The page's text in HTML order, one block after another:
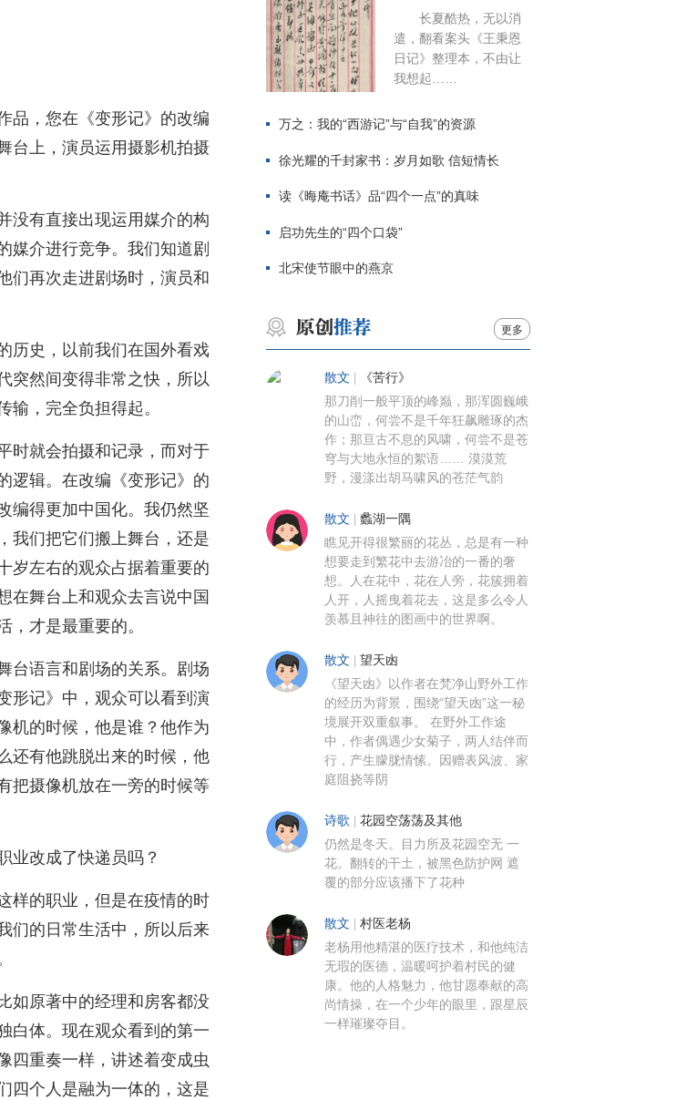
品，您在《变形记》的改编
台上，演员运用摄影机拍摄
没有直接出现运用媒介的构
媒介进行竞争。我们知道剧
们再次走进剧场时，演员和
历史，以前我们在国外看戏
突然间变得非常之快，所以
，完全负担得起。
时就会拍摄和记录，而对于
逻辑。在改编《变形记》的
编得更加中国化。我仍然坚
我们把它们搬上舞台，还是
岁左右的观众占据着重要的
在舞台上和观众去言说中国
，才是最重要的。
台语言和剧场的关系。剧场
形记》中，观众可以看到演
机的时候，他是谁？他作为
还有他跳脱出来的时候，他
把摄像机放在一旁的时候等
业改成了快递员吗？
样的职业，但是在疫情的时
们的日常生活中，所以后来
如原著中的经理和房客都没
白体。现在观众看到的第一
四重奏一样，讲述着变成虫
四个人是融为一体的，这是
长夏酷热，无以消
遣，翻看案头《王秉恩
日记》整理本，不由让
我想起……
万之：我的“西游记”与“自我”的资源
徐光耀的千封家书：岁月如歌 信短情长
读《晦庵书话》品“四个一点”的真味
启功先生的“四个口袋”
北宋使节眼中的燕京
更多
散文 《苦行》
那刀削一般平顶的峰巅，那浑圆巍峨
的山峦，何尝不是千年狂飙雕琢的杰
作；那亘古不息的风啸，何尝不是苍
穹与大地永恒的絮语…… 漠漠荒
野，漫漾出胡马啸风的苍茫气韵
散文 蠡湖一隅
瞧见开得很繁丽的花丛，总是有一种
想要走到繁花中去游冶的一番的奢
想。人在花中，花在人旁，花簇拥着
人开，人摇曳着花去，这是多么令人
羡慕且神往的图画中的世界啊。
散文 望天凼
《望天凼》以作者在梵净山野外工作
的经历为背景，围绕“望天凼”这一秘
境展开双重叙事。 在野外工作途
中，作者偶遇少女菊子，两人结伴而
行，产生朦胧情愫。因赠表风波、家
庭阻挠等阴
诗歌 花园空荡荡及其他
仍然是冬天。目力所及花园空无 一
花。翻转的干土，被黑色防护网 遮
覆的部分应该播下了花种
散文 村医老杨
老杨用他精湛的医疗技术，和他纯洁
无瑕的医德，温暖呵护着村民的健
康。他的人格魅力，他甘愿奉献的高
尚情操，在一个少年的眼里，跟星辰
一样璀璨夺目。